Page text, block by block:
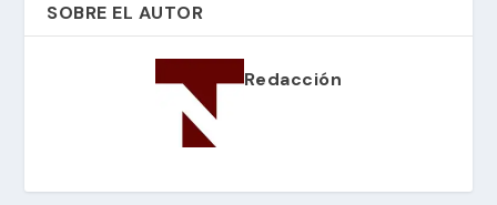
SOBRE EL AUTOR
Redacción